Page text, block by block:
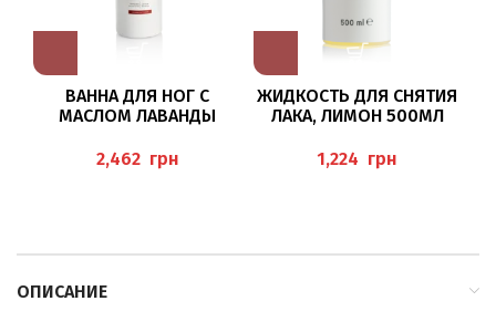
ВАННА ДЛЯ НОГ С
МАСЛОМ ЛАВАНДЫ
AVENDEL) PEDIBAEHR
грн
ЖИДКОСТЬ ДЛЯ СНЯТИЯ
ЛАКА, ЛИМОН 500МЛ
ZITRONE” BAEHR
грн
ОПИСАНИЕ